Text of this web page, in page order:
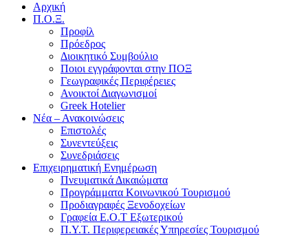
Αρχική
Π.Ο.Ξ.
Προφίλ
Πρόεδρος
Διοικητικό Συμβούλιο
Ποιοι εγγράφονται στην ΠΟΞ
Γεωγραφικές Περιφέρειες
Ανοικτοί Διαγωνισμoί
Greek Hotelier
Νέα – Ανακοινώσεις
Επιστολές
Συνεντεύξεις
Συνεδριάσεις
Επιχειρηματική Ενημέρωση
Πνευματικά Δικαιώματα
Προγράμματα Κοινωνικού Τουρισμού
Προδιαγραφές Ξενοδοχείων
Γραφεία Ε.Ο.Τ Εξωτερικού
Π.Υ.Τ. Περιφερειακές Υπηρεσίες Τουρισμού